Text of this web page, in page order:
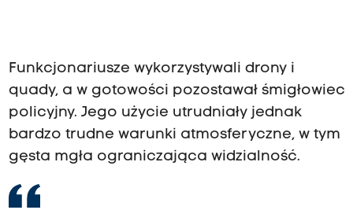
Funkcjonariusze wykorzystywali drony i
quady, a w gotowości pozostawał śmigłowiec
policyjny. Jego użycie utrudniały jednak
bardzo trudne warunki atmosferyczne, w tym
gęsta mgła ograniczająca widzialność.